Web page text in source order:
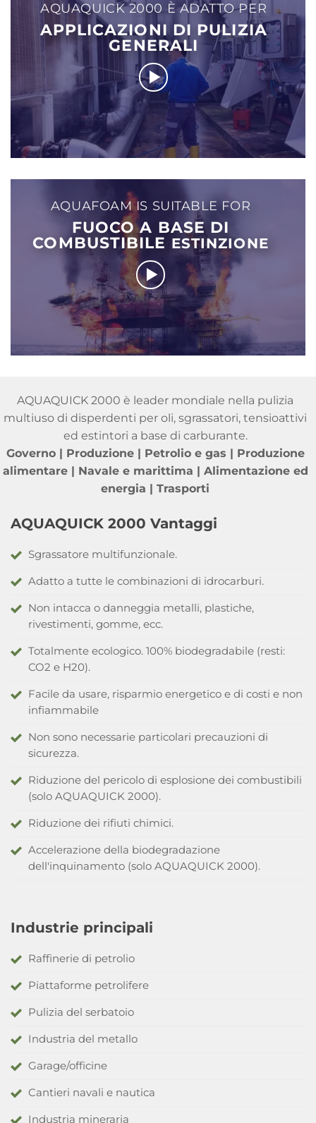
AQUAQUICK 2000 È ADATTO PER
APPLICAZIONI DI PULIZIA
GENERALI
AQUAFOAM IS SUITABLE FOR
FUOCO A BASE DI
COMBUSTIBILE ESTINZIONE
AQUAQUICK 2000 è leader mondiale nella pulizia
multiuso di disperdenti per oli, sgrassatori, tensioattivi
ed estintori a base di carburante.
Governo | Produzione | Petrolio e gas | Produzione
alimentare | Navale e marittima | Alimentazione ed
energia | Trasporti
AQUAQUICK 2000 Vantaggi
Sgrassatore multifunzionale.
Adatto a tutte le combinazioni di idrocarburi.
Non intacca o danneggia metalli, plastiche,
rivestimenti, gomme, ecc.
Totalmente ecologico. 100% biodegradabile (resti:
CO2 e H20).
Facile da usare, risparmio energetico e di costi e non
infiammabile
Non sono necessarie particolari precauzioni di
sicurezza.
Riduzione del pericolo di esplosione dei combustibili
(solo AQUAQUICK 2000).
Riduzione dei rifiuti chimici.
Accelerazione della biodegradazione
dell'inquinamento (solo AQUAQUICK 2000).
Industrie principali
Raffinerie di petrolio
Piattaforme petrolifere
Pulizia del serbatoio
Industria del metallo
Garage/officine
Cantieri navali e nautica
Industria mineraria